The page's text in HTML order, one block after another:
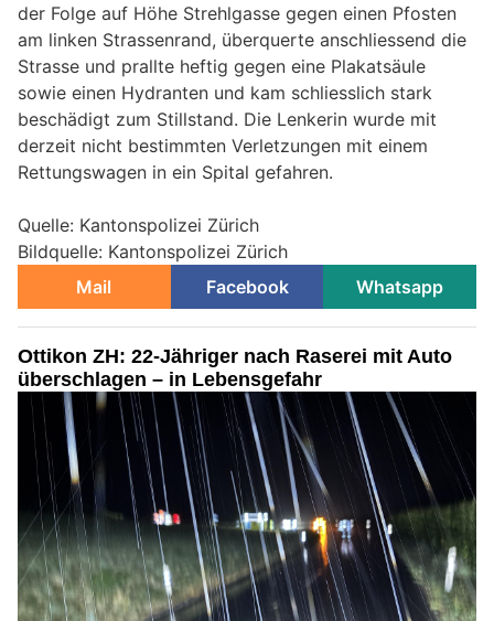
der Folge auf Höhe Strehlgasse gegen einen Pfosten
am linken Strassenrand, überquerte anschliessend die
Strasse und prallte heftig gegen eine Plakatsäule
sowie einen Hydranten und kam schliesslich stark
beschädigt zum Stillstand. Die Lenkerin wurde mit
derzeit nicht bestimmten Verletzungen mit einem
Rettungswagen in ein Spital gefahren.
Quelle: Kantonspolizei Zürich
Bildquelle: Kantonspolizei Zürich
Mail
Facebook Whatsapp
Ottikon ZH: 22-Jähriger nach Raserei mit Auto
überschlagen – in Lebensgefahr